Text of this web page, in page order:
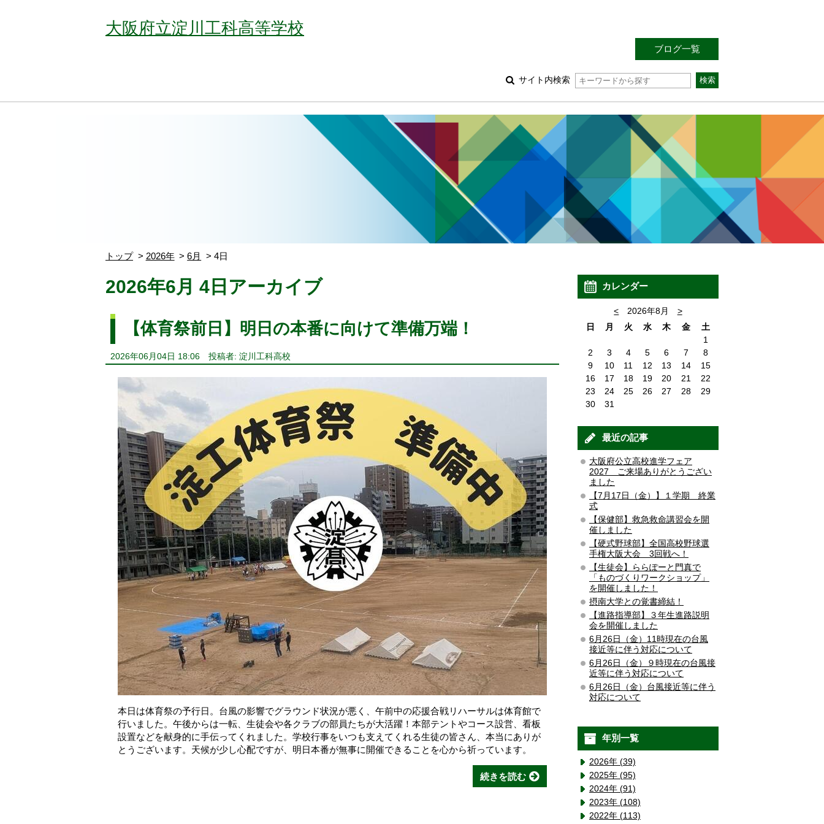
大阪府立淀川工科高等学校
ブログ一覧
サイト内検索
トップ 2026年 6月 4日
2026年6月 4日アーカイブ
【体育祭前日】明日の本番に向けて準備万端！
2026年06月04日 18:06 投稿者: 淀川工科高校
本日は体育祭の予行日。台風の影響でグラウンド状況が悪く、午前中の応援合戦リハーサルは体育館で
行いました。午後からは一転、生徒会や各クラブの部員たちが大活躍！本部テントやコース設営、看板
設置などを献身的に手伝ってくれました。学校行事をいつも支えてくれる生徒の皆さん、本当にありが
とうございます。天候が少し心配ですが、明日本番が無事に開催できることを心から祈っています。
続きを読む
カレンダー
< 2026年8月
>
日
月 火 水 木 金
土
1
2
3 4 5 6 7
8
9
10 11 12 13 14
15
16
17 18 19 20 21
22
23
24 25 26 27 28
29
30
31
最近の記事
大阪府公立高校進学フェア
2027 ご来場ありがとうござい
ました
【7月17日（金）】１学期 終業
式
【保健部】救急救命講習会を開
催しました
【硬式野球部】全国高校野球選
手権大阪大会 3回戦へ！
【生徒会】ららぽーと門真で
「ものづくりワークショップ」
を開催しました！
摂南大学との覚書締結！
【進路指導部】３年生進路説明
会を開催しました
6月26日（金）11時現在の台風
接近等に伴う対応について
6月26日（金）９時現在の台風接
近等に伴う対応について
6月26日（金）台風接近等に伴う
対応について
年別一覧
2026年 (39)
2025年 (95)
2024年 (91)
2023年 (108)
2022年 (113)